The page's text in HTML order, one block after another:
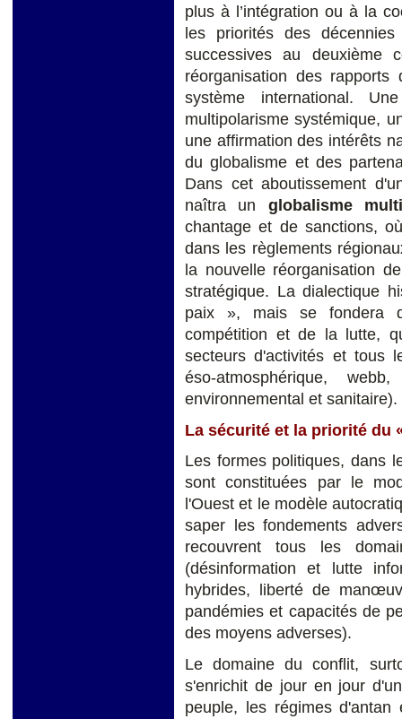
plus à l’intégration ou à la
les priorités des
successives au deuxième
réorganisation des
système international.
multipolarisme systémique,
une affirmation des intérêts
du globalisme et des
Dans cet aboutissement
naîtra un globalisme
chantage et de sanctions,
dans les règlements
la nouvelle réorganisation
stratégique. La dialectique
paix », mais se fondera
compétition et de la lutte,
secteurs d'activités et tous
éso-atmosphérique,
environnemental et sanitaire).
La sécurité et la priorité du
Les formes politiques, dans
sont constituées par le
l'Ouest et le modèle
saper les fondements
recouvrent tous les
(désinformation et lutte
hybrides, liberté de
pandémies et capacités de
des moyens adverses).
Le domaine du conflit,
s'enrichit de jour en jour
peuple, les régimes